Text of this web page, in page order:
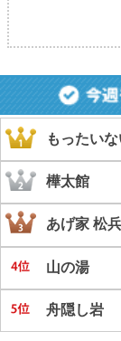
もったい
樺太館
あげ家 松
山の湯
舟隠し岩